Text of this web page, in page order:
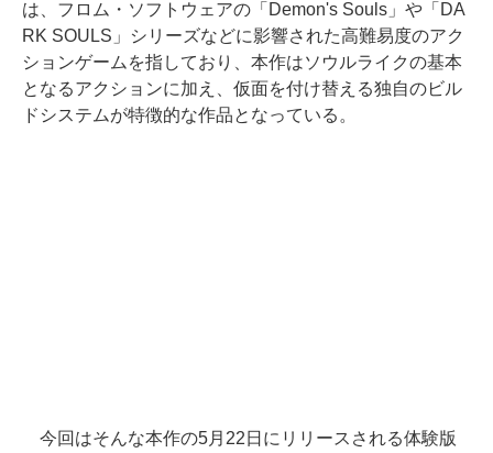
は、フロム・ソフトウェアの「Demon's Souls」や「DA
RK SOULS」シリーズなどに影響された高難易度のアク
ションゲームを指しており、本作はソウルライクの基本
となるアクションに加え、仮面を付け替える独自のビル
ドシステムが特徴的な作品となっている。
今回はそんな本作の5月22日にリリースされる体験版